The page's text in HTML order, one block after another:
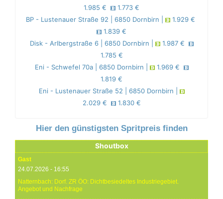
1.985 €
1.773 €
BP - Lustenauer Straße 92 | 6850 Dornbirn |
1.929 €
1.839 €
Disk - Arlbergstraße 6 | 6850 Dornbirn |
1.987 €
1.785 €
Eni - Schwefel 70a | 6850 Dornbirn |
1.969 €
1.819 €
Eni - Lustenauer Straße 52 | 6850 Dornbirn |
2.029 €
1.830 €
Hier den günstigsten Spritpreis finden
Shoutbox
Gast
24.07.2026 - 16:55
Natternbach: Dorf. ZR ÖO: Dichtbesiedeltes Industriegebiet.
Angebot und Nachfrage